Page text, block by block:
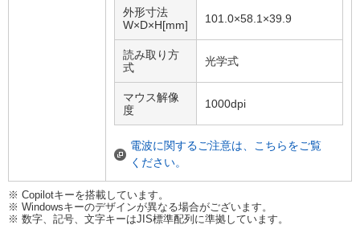
外形寸法
W×D×H[mm]
101.0×58.1×39.9
読み取り方
式
光学式
マウス解像
度
1000dpi
電波に関するご注意は、こちらをご覧
ください。
※ Copilotキーを搭載しています。
※ Windowsキーのデザインが異なる場合がございます。
※ 数字、記号、文字キーはJIS標準配列に準拠しています。